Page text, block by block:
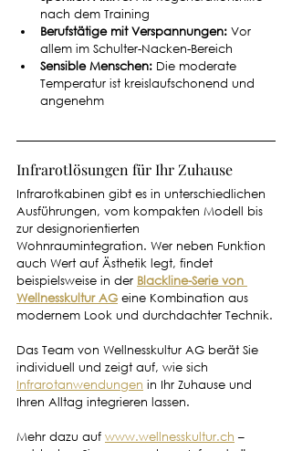
nach dem Training
Berufstätige mit Verspannungen: Vor
allem im Schulter-Nacken-Bereich
Sensible Menschen: Die moderate
Temperatur ist kreislaufschonend und
angenehm
Infrarotlösungen für Ihr Zuhause
Infrarotkabinen gibt es in unterschiedlichen
Ausführungen, vom kompakten Modell bis
zur designorientierten
Wohnraumintegration. Wer neben Funktion
auch Wert auf Ästhetik legt, findet
beispielsweise in der Blackline-Serie von
Wellnesskultur AG eine Kombination aus
modernem Look und durchdachter Technik.
Das Team von Wellnesskultur AG berät Sie
individuell und zeigt auf, wie sich
Infrarotanwendungen in Ihr Zuhause und
Ihren Alltag integrieren lassen.
Mehr dazu auf www.wellnesskultur.ch –